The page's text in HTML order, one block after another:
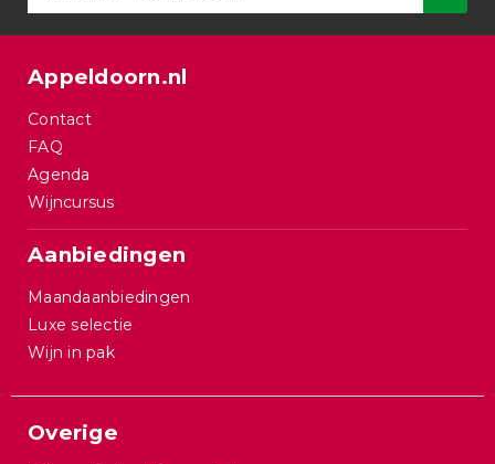
Appeldoorn.nl
Contact
FAQ
Agenda
Wijncursus
Aanbiedingen
Maandaanbiedingen
Luxe selectie
Wijn in pak
Overige